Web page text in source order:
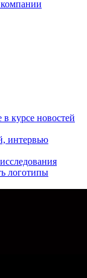
в курсе новостей
интервью
логотипы